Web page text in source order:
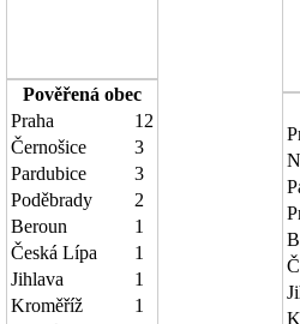
Pověřená obec
Praha
12
Černošice
3
Pardubice
3
Poděbrady
2
Beroun
1
Česká Lípa
1
Jihlava
1
Kroměříž
1